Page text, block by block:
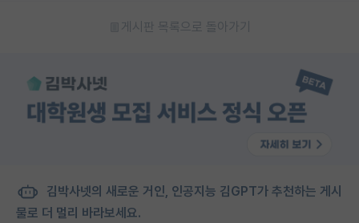
게시판 목록으로 돌아가기
김박사넷의 새로운 거인, 인공지능 김GPT가 추천하는 게시
물로 더 멀리 바라보세요.